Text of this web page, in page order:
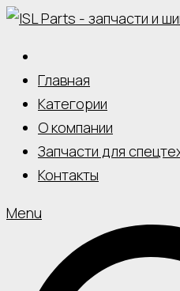
Skip
content
Главная
Категории
О компании
Запчасти для
Контакты
Menu